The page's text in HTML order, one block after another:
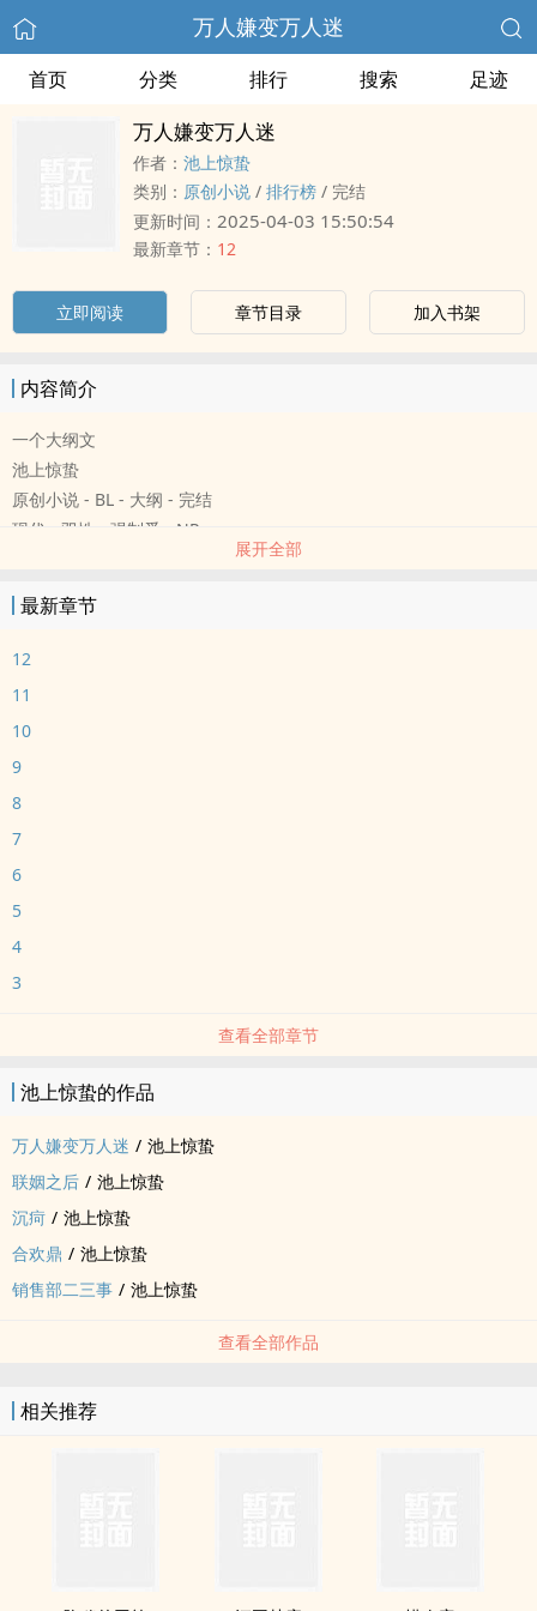
万人嫌变万人迷
首页 分类 排行 搜索 足迹
万人嫌变万人迷
作者： 池上惊蛰
类别： 原创小说 / 排行榜 / 完结
更新时间： 2025-04-03 15:50:54
最新章节： 12
立即阅读 章节目录 加入书架
内容简介
一个大纲文
池上惊蛰
原创小说 - BL - 大纲 - 完结
现代 - 双性 - 强制爱 - NP
（非常随意的）大纲。主角万人嫌变万人迷，五个攻+儿子，有强制，
有的攻前期比较渣，因为自身条件太优越所以看不起主角。有一个攻
儿子也是攻。
虽然不写正文但还是起了个名字，不过大纲为了方便还是直接写代
号。
主角：池栩，室友一：谈凌霄，室友二：盛晖，表弟：林琢玉，女
生：封灿菲
展开全部
最新章节
12
11
10
9
8
7
6
5
4
3
查看全部章节
池上惊蛰的作品
万人嫌变万人迷 / 池上惊蛰
联姻之后 / 池上惊蛰
沉疴 / 池上惊蛰
合欢鼎 / 池上惊蛰
销售部二三事 / 池上惊蛰
查看全部作品
相关推荐